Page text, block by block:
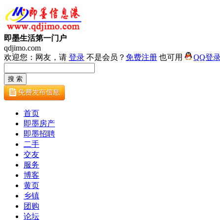
即墨生活第一门户
qdjimo.com
欢迎您：网友，请 登录 不是会员？ 免费注册 也可用 QQ登
首页
即墨房产
即墨招聘
二手
交友
服务
博客
黄页
乡镇
团购
论坛